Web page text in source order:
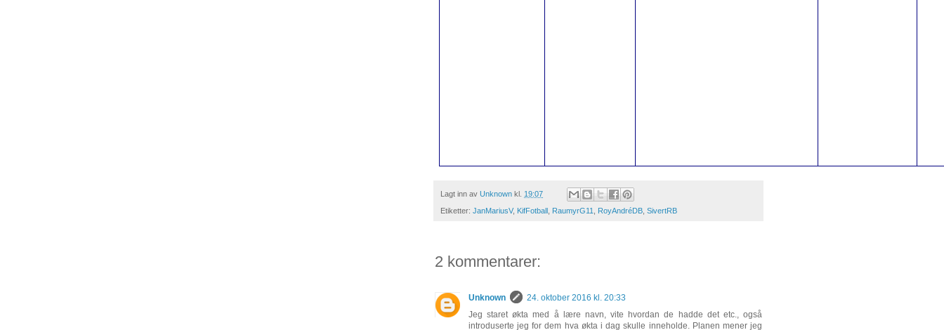
Lagt inn av Unknown kl. 19:07
Etiketter: JanMariusV, KifFotball RaumyrG11 RoyAndréDB SivertRB
2 kommentarer:
Unknown
24. oktober 2016 kl. 20:33
Jeg staret økta med å lære navn, vite hvordan de hadde det etc., også
introduserte jeg for dem hva økta i dag skulle inneholde. Planen mener jeg